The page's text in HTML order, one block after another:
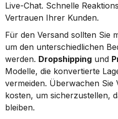
Live-Chat. Schnelle
Vertrauen Ihrer Kunden.
Für den Versand sollten Sie
um den unterschiedlichen
werden. Dropshipping und
Modelle, die konvertierte
vermeiden. Überwachen Sie
kosten, um sicherzustellen,
bleiben.